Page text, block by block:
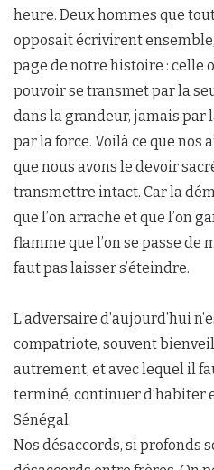
heure. Deux hommes que
opposait écrivirent
page de notre histoire : celle
pouvoir se transmet par la
dans la grandeur, jamais par
par la force. Voilà ce que nos
que nous avons le devoir
transmettre intact. Car la
que l’on arrache et que l’on
flamme que l’on se passe de
faut pas laisser s’éteindre.
L’adversaire d’aujourd’hui
compatriote, souvent
autrement, et avec lequel il
terminé, continuer d’habiter
Sénégal.
Nos désaccords, si profonds